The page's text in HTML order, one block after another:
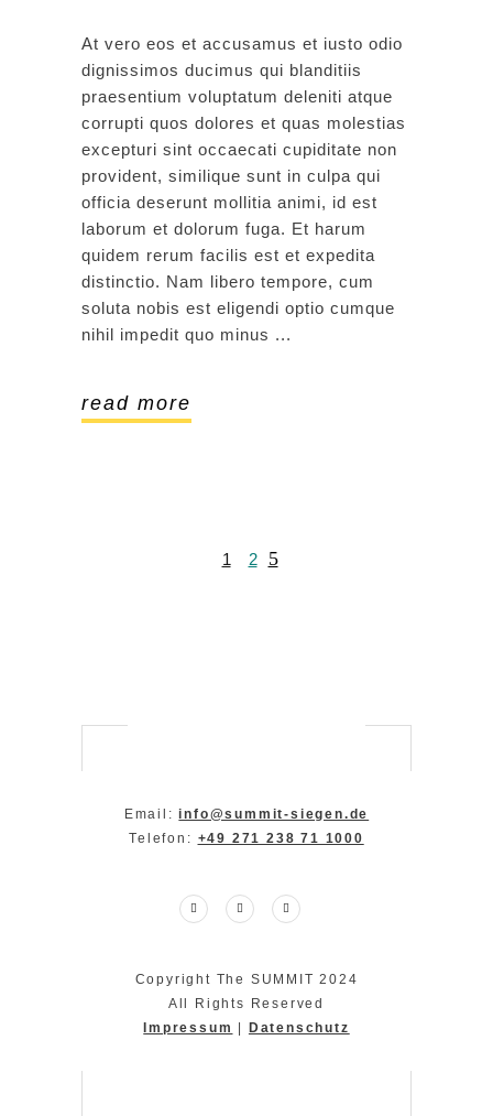
At vero eos et accusamus et iusto odio
dignissimos ducimus qui blanditiis
praesentium voluptatum deleniti atque
corrupti quos dolores et quas molestias
excepturi sint occaecati cupiditate non
provident, similique sunt in culpa qui
officia deserunt mollitia animi, id est
laborum et dolorum fuga. Et harum
quidem rerum facilis est et expedita
distinctio. Nam libero tempore, cum
soluta nobis est eligendi optio cumque
nihil impedit quo minus
read more
1 2
Email:info@summit-siegen.de
Telefon: +49 271 238 71 1000
Copyright The SUMMIT 2024
All Rights Reserved
Impressum | Datenschutz